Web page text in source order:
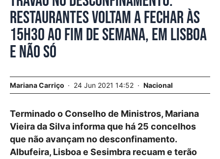
Restaurantes voltam a fechar às
15h30 ao fim de semana, em Lisboa
e não só
Mariana Carriço 24 Jun 2021 14:52 Nacional
Terminado o Conselho de Ministros, Mariana
Vieira da Silva informa que há 25 concelhos
que não avançam no desconfinamento.
Albufeira, Lisboa e Sesimbra recuam e terão